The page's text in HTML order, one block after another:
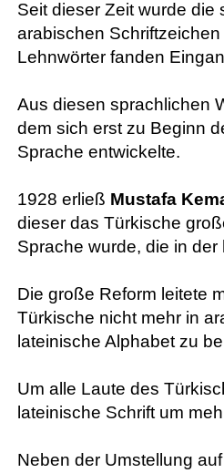
Seit dieser Zeit wurde
arabischen
Lehnwörter fanden
Aus diesen sprachlichen
dem sich erst zu Beginn
Sprache entwickelte.
1928 erließ Mustafa
dieser das Türkische
Sprache wurde, die in
Die große Reform leitete
Türkische nicht mehr in
lateinische Alphabet zu
Um alle Laute des
lateinische Schrift um
Neben der Umstellung